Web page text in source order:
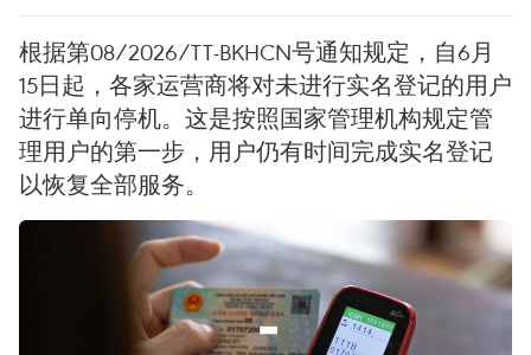
根据第08/2026/TT-BKHCN号通知规定，自6月
15日起，各家运营商将对未进行实名登记的用户
进行单向停机。这是按照国家管理机构规定管
理用户的第一步，用户仍有时间完成实名登记
以恢复全部服务。